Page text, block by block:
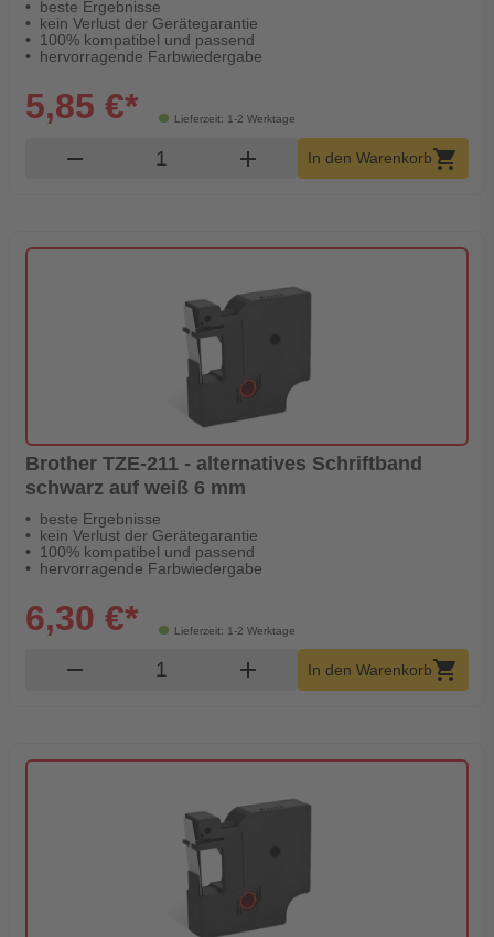
beste Ergebnisse
kein Verlust der Gerätegarantie
100% kompatibel und passend
hervorragende Farbwiedergabe
Lieferzeit: 1-2 Werktage
5,85 €*
remove Produkt Warenkorb Menge
add In den Warenkorbshopping_cart
Brother TZE-211 - alternatives Schriftband
schwarz auf weiß 6 mm
beste Ergebnisse
kein Verlust der Gerätegarantie
100% kompatibel und passend
hervorragende Farbwiedergabe
Lieferzeit: 1-2 Werktage
6,30 €*
remove Produkt Warenkorb Menge
add In den Warenkorbshopping_cart